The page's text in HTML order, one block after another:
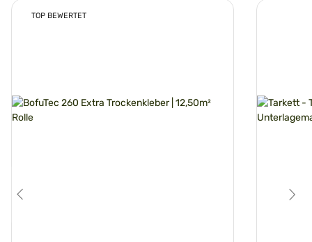
TOP BEWERTET